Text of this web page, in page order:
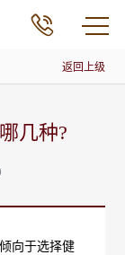
返回上级
几种?
向于选择健